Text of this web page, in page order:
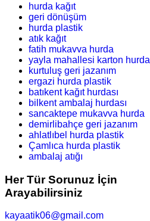
hurda kağıt
geri dönüşüm
hurda plastik
atık kağıt
fatih mukavva hurda
yayla mahallesi karton hurda
kurtuluş geri jazanım
ergazi hurda plastik
batıkent kağıt hurdası
bilkent ambalaj hurdası
sancaktepe mukavva hurda
demirlibahçe geri jazanım
ahlatlıbel hurda plastik
Çamlıca hurda plastik
ambalaj atığı
Her Tür Sorunuz İçin
Arayabilirsiniz
kayaatik06@gmail.com